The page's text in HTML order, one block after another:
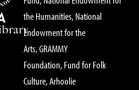
the Humanities, National
Endowment for the
Arts, GRAMMY
Foundation, Fund for Folk
Culture, Arhoolie